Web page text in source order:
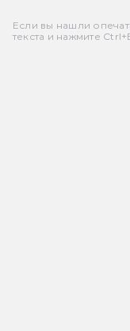
Если вы нашли
текста и нажмите